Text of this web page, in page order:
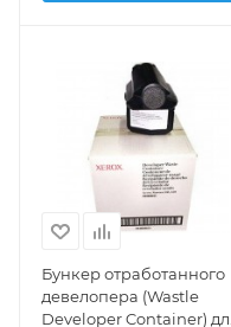
Бункер отработанного
девелопера (Wastle
Developer Container) для